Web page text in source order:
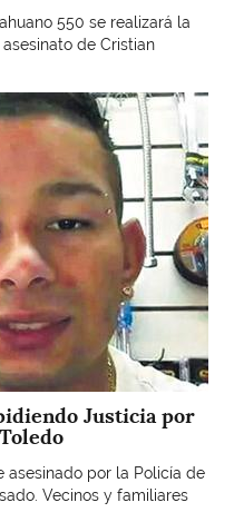
550 se realizará la
de Cristian
Justicia por
asesinado por la Policía de
Vecinos y familiares